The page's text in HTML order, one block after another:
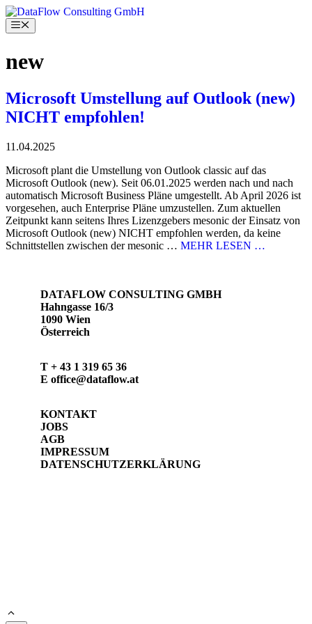
Skip
to
content
Menu
new
Microsoft Umstellung auf Outlook (new)
NICHT empfohlen!
11.04.2025
Microsoft plant die Umstellung von Outlook classic auf das
Microsoft Outlook (new). Seit 06.01.2025 werden nach und nach
automatisch Microsoft Business Pläne umgestellt. Ab April 2026 ist
vorgesehen, auch Enterprise Pläne umzustellen. Zum aktuellen
Zeitpunkt kann seitens Ihres Lizenzgebers mesonic der Einsatz von
Microsoft Outlook (new) NICHT empfohlen werden, da keine
Schnittstellen zwischen der mesonic … MEHR LESEN …
DATAFLOW CONSULTING GMBH
Hahngasse 16/3
1090 Wien
Österreich
T + 43 1 319 65 36
E office@dataflow.at
KONTAKT
JOBS
AGB
IMPRESSUM
DATENSCHUTZERKLÄRUNG